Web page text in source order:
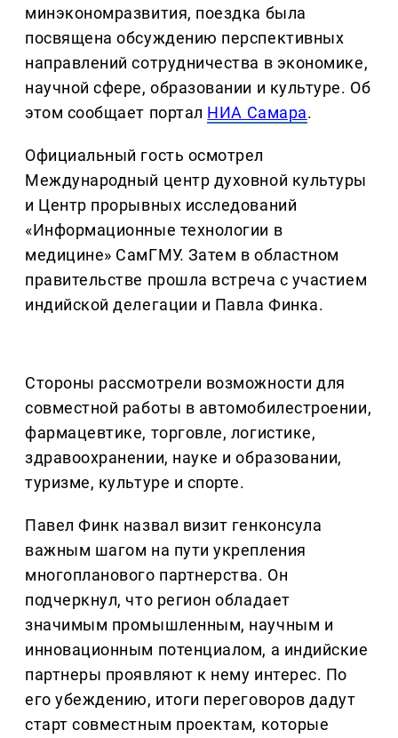
минэкономразвития, поездка была
посвящена обсуждению перспективных
направлений сотрудничества в экономике,
научной сфере, образовании и культуре. Об
этом сообщает портал НИА Самара.
Официальный гость осмотрел
Международный центр духовной культуры
и Центр прорывных исследований
«Информационные технологии в
медицине» СамГМУ. Затем в областном
правительстве прошла встреча с участием
индийской делегации и Павла Финка.
Стороны рассмотрели возможности для
совместной работы в автомобилестроении,
фармацевтике, торговле, логистике,
здравоохранении, науке и образовании,
туризме, культуре и спорте.
Павел Финк назвал визит генконсула
важным шагом на пути укрепления
многопланового партнерства. Он
подчеркнул, что регион обладает
значимым промышленным, научным и
инновационным потенциалом, а индийские
партнеры проявляют к нему интерес. По
его убеждению, итоги переговоров дадут
старт совместным проектам, которые